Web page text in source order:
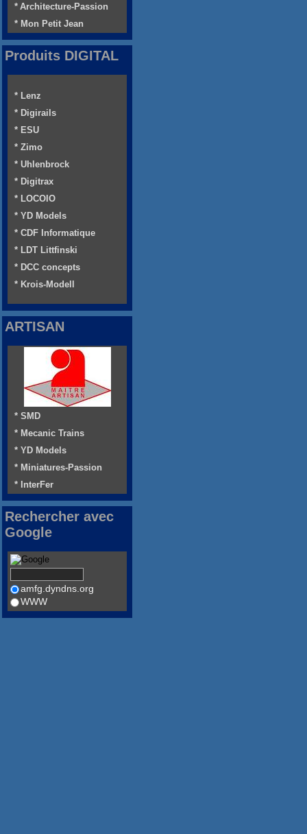
* Architecture-Passion
* Mon Petit Jean
Produits DIGITAL
* Lenz
* Digirails
* ESU
* Zimo
* Uhlenbrock
* Digitrax
* LOCOIO
* YD Models
* CDF Informatique
* LDT Littfinski
* DCC concepts
* Krois-Modell
ARTISAN
* SMD
* Mecanic Trains
* YD Models
* Miniatures-Passion
* InterFer
Rechercher avec
Google
amfg.dyndns.org
WWW